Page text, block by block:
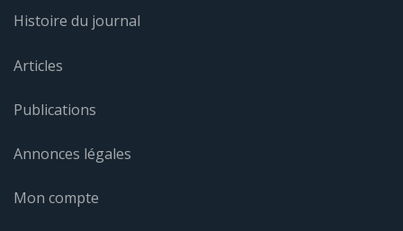
Histoire du journal
Articles
Publications
Annonces légales
Mon compte